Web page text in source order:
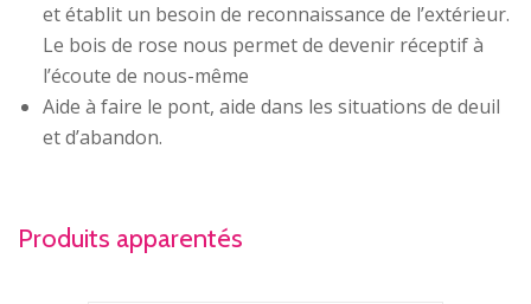
et établit un besoin de reconnaissance de l’extérieur.
Le bois de rose nous permet de devenir réceptif à
l’écoute de nous-même
Aide à faire le pont, aide dans les situations de deuil
et d’abandon.
Produits apparentés